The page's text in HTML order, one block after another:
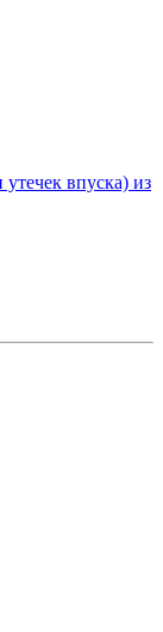
впуска) из